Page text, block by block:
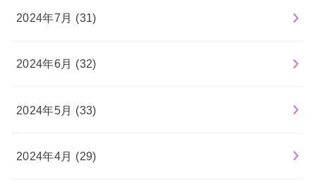
2024年7月 (31)
2024年6月 (32)
2024年5月 (33)
2024年4月 (29)